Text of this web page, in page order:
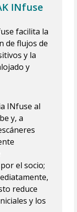
INfuse
facilita la
de flujos de
y la
y
INfuse al
y, a
el socio;
reduce
y los